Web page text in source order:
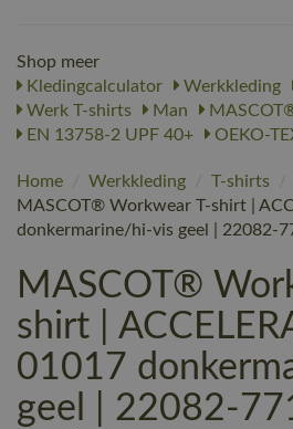
Shop meer
Kledingcalculator
Werkkleding
Werk T-shirts
Man
EN 13758-2 UPF 40+
OEKO-
Home / Werkkleding / T-shirts
/
MASCOT® Workwear T-shirt |
donkermarine/hi-vis geel | 22082-
MASCOT®
shirt |
01017
geel | 22082-